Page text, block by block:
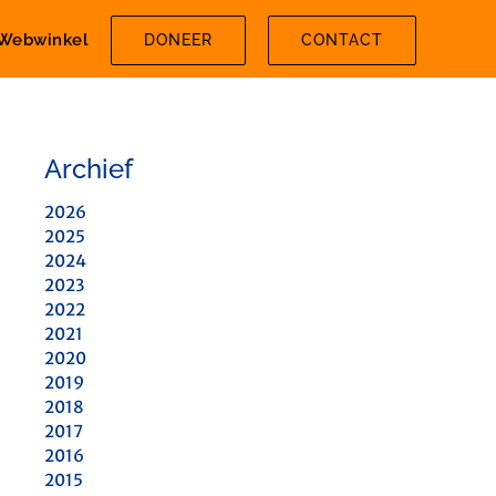
DONEER CONTACT
Archief
2026
2025
2024
2023
2022
2021
2020
2019
2018
2017
2016
2015